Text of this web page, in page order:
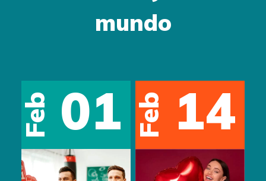
mundo
Feb 01 Feb 14